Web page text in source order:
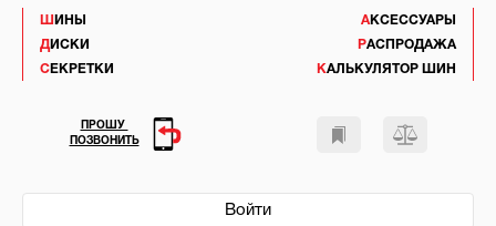
ШИНЫ
ДИСКИ
СЕКРЕТКИ
АКСЕССУАРЫ
РАСПРОДАЖА
КАЛЬКУЛЯТОР ШИН
Войти
ПРОШУ
ПОЗВОНИТЬ